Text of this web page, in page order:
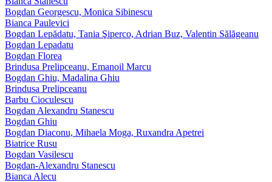
Bogdan Georgescu, Monica Sibinescu
Bianca Paulevici
Bogdan Lepădatu, Tania Şiperco, Adrian Buz, Valentin Sălăgeanu
Bogdan Lepadatu
Bogdan Florea
Brindusa Prelipceanu, Emanoil Marcu
Bogdan Ghiu, Madalina Ghiu
Brindusa Prelipceanu
Barbu Cioculescu
Bogdan Alexandru Stanescu
Bogdan Ghiu
Bogdan Diaconu, Mihaela Moga, Ruxandra Apetrei
Biatrice Rusu
Bogdan Vasilescu
Bogdan-Alexandru Stanescu
Bianca Alecu